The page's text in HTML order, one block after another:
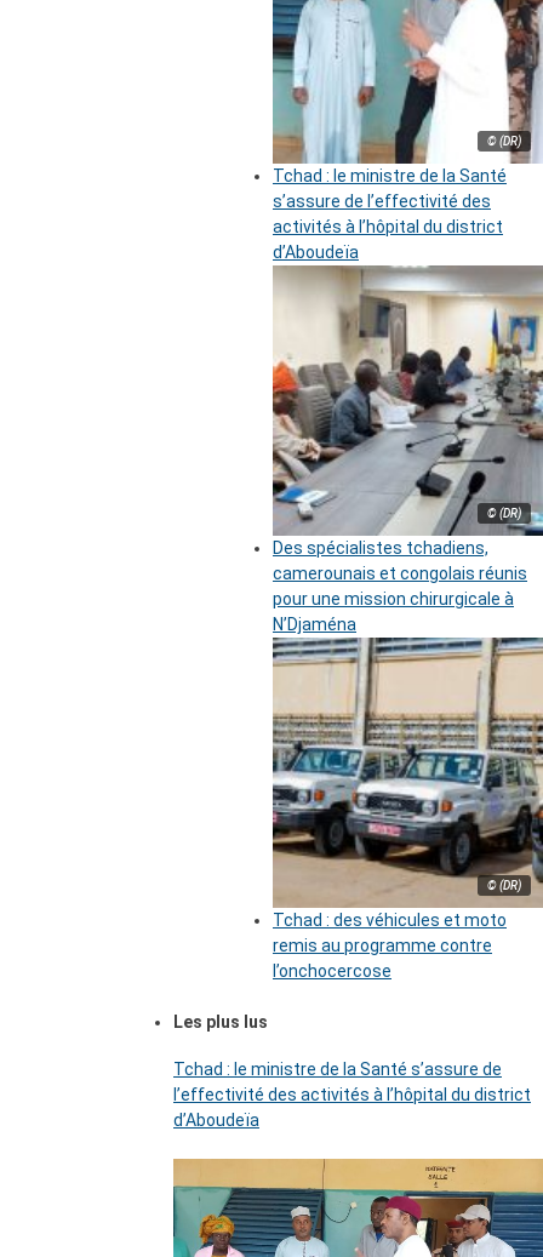
© (DR)
Tchad : le ministre de la Santé
s’assure de l’effectivité des
activités à l’hôpital du district
d’Aboudeïa
© (DR)
Des spécialistes tchadiens,
camerounais et congolais réunis
pour une mission chirurgicale à
N’Djaména
© (DR)
Tchad : des véhicules et moto
remis au programme contre
l’onchocercose
Les plus lus
Tchad : le ministre de la Santé s’assure de
l’effectivité des activités à l’hôpital du district
d’Aboudeïa